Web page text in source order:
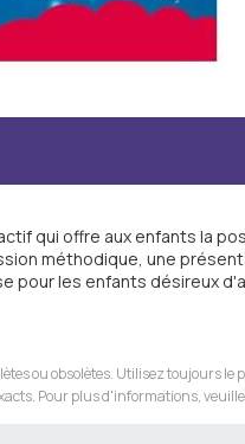
qui offre aux enfants la
méthodique, une
pour les enfants désireux
ou obsolètes. Utilisez toujours
Pour plus d'informations,